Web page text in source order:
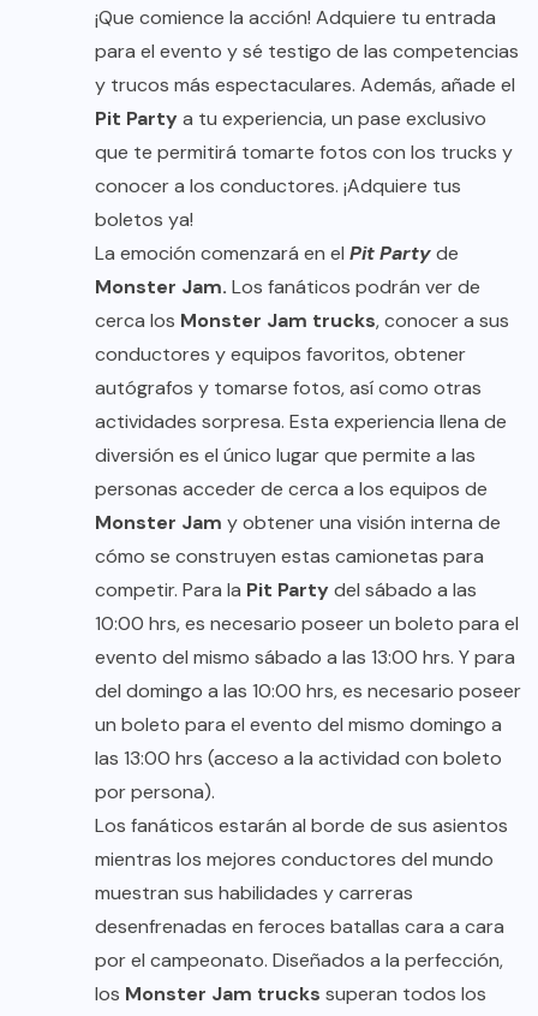
¡Que comience la acción! Adquiere tu entrada
para el evento y sé testigo de las competencias
y trucos más espectaculares. Además, añade el
Pit Partya tu experiencia, un pase exclusivo
que te permitirá tomarte fotos con los trucks y
conocer a los conductores. ¡Adquiere tus
boletos ya!
La emoción comenzará en el Pit Partyde
Monster Jam. Los fanáticos podrán ver de
cerca los Monster Jam trucks, conocer a sus
conductores y equipos favoritos, obtener
autógrafos y tomarse fotos, así como otras
actividades sorpresa. Esta experiencia llena de
diversión es el único lugar que permite a las
personas acceder de cerca a los equipos de
Monster Jam y obtener una visión interna de
cómo se construyen estas camionetas para
competir. Para la Pit Partydel sábado a las
10:00 hrs, es necesario poseer un boleto para el
evento del mismo sábado a las 13:00 hrs. Y para
del domingo a las 10:00 hrs, es necesario poseer
un boleto para el evento del mismo domingo a
las 13:00 hrs (acceso a la actividad con boleto
por persona).
Los fanáticos estarán al borde de sus asientos
mientras los mejores conductores del mundo
muestran sus habilidades y carreras
desenfrenadas en feroces batallas cara a cara
por el campeonato. Diseñados a la perfección,
los Monster Jam trucks superan todos los